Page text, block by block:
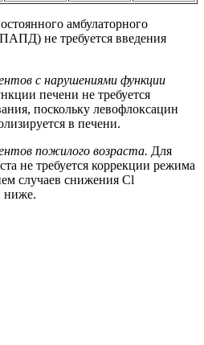
амбулаторного
не требуется введения
с нарушениями функции
печени не требуется
поскольку левофлоксацин
в печени.
пожилого возраста. Для
не требуется коррекции режима
случаев снижения Cl
ниже.